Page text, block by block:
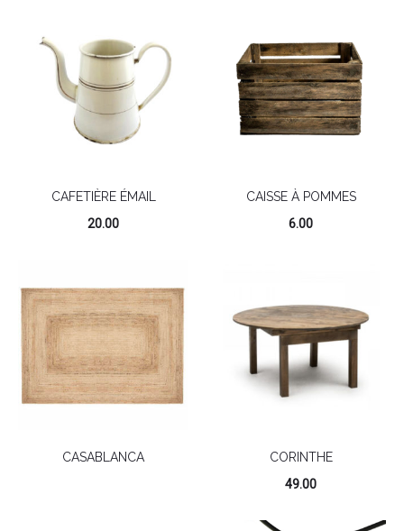
CAFETIÈRE ÉMAIL
20.00
CAISSE À POMMES
6.00
CASABLANCA
CORINTHE
49.00